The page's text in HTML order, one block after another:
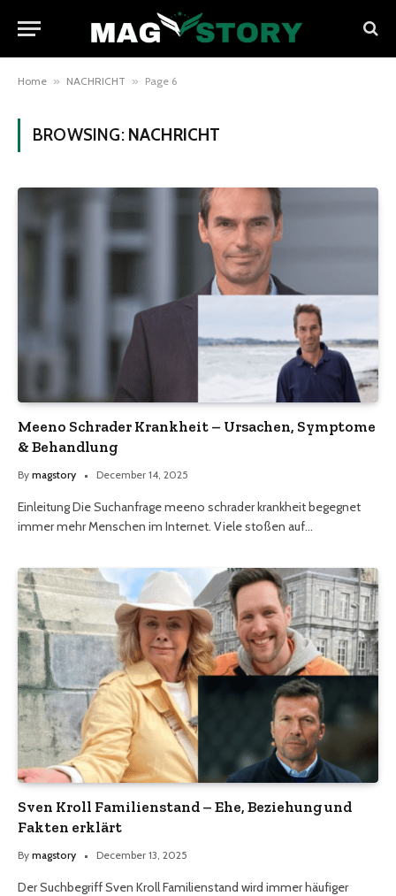
Home » NACHRICHT » Page 6
BROWSING: NACHRICHT
Meeno Schrader Krankheit – Ursachen, Symptome
& Behandlung
By magstory December 14, 2025
Einleitung Die Suchanfrage meeno schrader krankheit begegnet
immer mehr Menschen im Internet. Viele stoßen auf…
Sven Kroll Familienstand – Ehe, Beziehung und
Fakten erklärt
By magstory December 13, 2025
Der Suchbegriff Sven Kroll Familienstand wird immer häufiger